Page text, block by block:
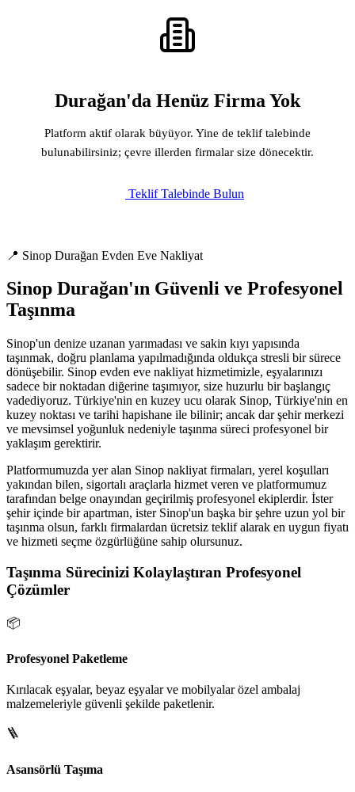
Durağan'da Henüz Firma Yok
Platform aktif olarak büyüyor. Yine de teklif talebinde
bulunabilirsiniz; çevre illerden firmalar size dönecektir.
Teklif Talebinde Bulun
📍 Sinop Durağan Evden Eve Nakliyat
Sinop Durağan'ın Güvenli ve Profesyonel
Taşınma
Sinop'un denize uzanan yarımadası ve sakin kıyı yapısında
taşınmak, doğru planlama yapılmadığında oldukça stresli bir sürece
dönüşebilir. Sinop evden eve nakliyat hizmetimizle, eşyalarınızı
sadece bir noktadan diğerine taşımıyor, size huzurlu bir başlangıç
vadediyoruz. Türkiye'nin en kuzey ucu olarak Sinop, Türkiye'nin en
kuzey noktası ve tarihi hapishane ile bilinir; ancak dar şehir merkezi
ve mevsimsel yoğunluk nedeniyle taşınma süreci profesyonel bir
yaklaşım gerektirir.
Platformumuzda yer alan Sinop nakliyat firmaları, yerel koşulları
yakından bilen, sigortalı araçlarla hizmet veren ve platformumuz
tarafından belge onayından geçirilmiş profesyonel ekiplerdir. İster
şehir içinde bir apartman, ister Sinop'un başka bir şehre uzun yol bir
taşınma olsun, farklı firmalardan ücretsiz teklif alarak en uygun fiyatı
ve hizmeti seçme özgürlüğüne sahip olursunuz.
Taşınma Sürecinizi Kolaylaştıran Profesyonel
Çözümler
📦
Profesyonel Paketleme
Kırılacak eşyalar, beyaz eşyalar ve mobilyalar özel ambalaj
malzemeleriyle güvenli şekilde paketlenir.
🪜
Asansörlü Taşıma